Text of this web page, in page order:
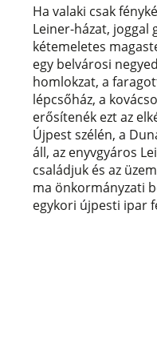
Ha valaki csak
Leiner-házat, joggal
kétemeletes
egy belvárosi
homlokzat, a
lépcsőház, a
erősítenék ezt az
Újpest szélén, a
áll, az enyvgyáros
családjuk és az
ma önkormányzati
egykori újpesti ipar